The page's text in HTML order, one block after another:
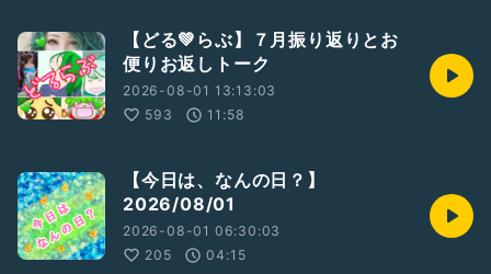
【どる💚らぶ】７月振り返りとお
便りお返しトーク
2026-08-01 13:13:03
593
11:58
【今日は、なんの日？】
2026/08/01
2026-08-01 06:30:03
205
04:15